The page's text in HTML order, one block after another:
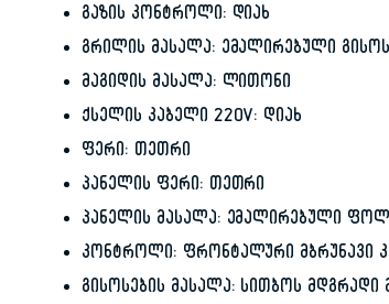
გაზის კონტროლი: დიახ
გრილის მასალა: ემალირებული
მაგიდის მასალა: ლითონი
ქსელის კაბელი 220V: დიახ
ფერი: თეთრი
პანელის ფერი: თეთრი
პანელის მასალა: ემალირებული
კონტროლი: ფრონტალური მბრუნავი
გისოსების მასალა: სითბოს მდგრადი